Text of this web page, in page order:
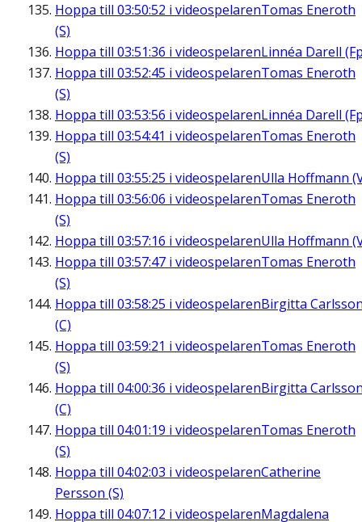
Hoppa till 03:50:52 i videospelarenTomas Eneroth
(S)
Hoppa till 03:51:36 i videospelarenLinnéa Darell
Hoppa till 03:52:45 i videospelarenTomas Eneroth
(S)
Hoppa till 03:53:56 i videospelarenLinnéa Darell
Hoppa till 03:54:41 i videospelarenTomas Eneroth
(S)
Hoppa till 03:55:25 i videospelarenUlla Hoffmann
Hoppa till 03:56:06 i videospelarenTomas Eneroth
(S)
Hoppa till 03:57:16 i videospelarenUlla Hoffmann
Hoppa till 03:57:47 i videospelarenTomas Eneroth
(S)
Hoppa till 03:58:25 i videospelarenBirgitta
(C)
Hoppa till 03:59:21 i videospelarenTomas Eneroth
(S)
Hoppa till 04:00:36 i videospelarenBirgitta
(C)
Hoppa till 04:01:19 i videospelarenTomas Eneroth
(S)
Hoppa till 04:02:03 i videospelarenCatherine
Persson (S)
Hoppa till 04:07:12 i videospelarenMagdalena